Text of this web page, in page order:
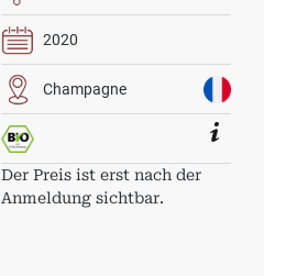
2020
Champagne
Der Preis ist erst nach der
Anmeldung sichtbar.